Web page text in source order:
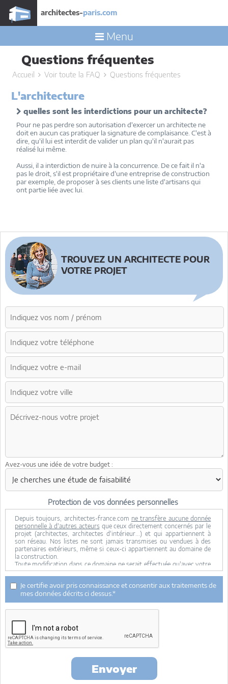
architectes-paris.com
Menu
Questions fréquentes
Accueil Voir toute la FAQ Questions fréquentes
L'architecture
quelles sont les interdictions pour un architecte?
Pour ne pas perdre son autorisation d'exercer un architecte ne
doit en aucun cas pratiquer la signature de complaisance. C'est à
dire, qu'il lui est interdit de valider un plan qu'il n'aurait pas
réalisé lui même.
Aussi, il a interdiction de nuire à la concurrence. De ce fait il n'a
pas le droit, s'il est propriétaire d'une entreprise de construction
par exemple, de proposer à ses clients une liste d'artisans qui
ont partie liée avec lui.
TROUVEZ UN ARCHITECTE POUR
VOTRE PROJET
Avez-vous une idée de votre budget :
Protection de vos données personnelles
Depuis toujours, architectes-france.com ne transfère aucune donnée
personnelle à d'autres acteurs que ceux directement concernés par le
projet (architectes, architectes d'intérieur...) et qui appartiennent à
son réseau. Nos listes ne sont jamais transmises ou vendues à des
partenaires extérieurs, même si ceux-ci appartiennent au domaine de
la construction.
Toute modification dans ce domaine ne serait effectuée qu'avec votre
consentement.
Je consens à ce que mes données personnelles soient collectées pour
permettre à architectes-france de transférer votre projet aux
architectes. Seul Architectes-france, ses équipes internes et la
maitrise d'oeuvre concernée par le projet y ont accès. Aucune
transmission de données à des tiers à l'exclusion de ceux décrits ci
dessus n'est réalisée.
Mes données téléphoniques seront uniquement utilisées par
Architectes-france.com et les architectes de notre réseau dans le
cadre de la qualification et du suivi de mon projet.
Les données sont conservées pendant une durée de 18 mois courant à
partir des derniers contacts effectifs entre architectes-france et vous
ou architectes-france et un membre de la maitrise d'oeuvre en
rapport avec ce projet et qui serait en relation avec architectes-france.
Je certifie avoir pris connaissance et consentir aux traitements de
mes données décrits ci dessus.*
Envoyer